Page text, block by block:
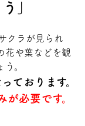
」
クラが見られ
花や葉などを観
。
ております。
必要です。